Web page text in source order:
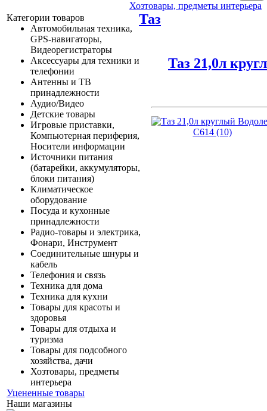
Категории товаров
Автомобильная техника,
GPS-навигаторы,
Видеорегистраторы
Аксессуары для техники и
телефонии
Антенны и ТВ
принадлежности
Аудио/Видео
Детские товары
Игровые приставки,
Компьютерная периферия,
Носители информации
Источники питания
(батарейки, аккумуляторы,
блоки питания)
Климатическое
оборудование
Посуда и кухонные
принадлежности
Радио-товары и электрика,
Фонари, Инструмент
Соединительные шнуры и
кабель
Телефония и связь
Техника для дома
Техника для кухни
Товары для красоты и
здоровья
Товары для отдыха и
туризма
Товары для подсобного
хозяйства, дачи
Хозтовары, предметы
интерьера
Уцененные товары
Наши магазины
Хозтовары, предметы интерьера
Таз
Таз 21,0л